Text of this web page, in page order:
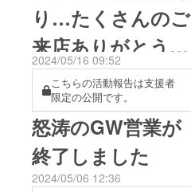
す。
______________________
______________________
_________________ [
Boonies 1th anniversary
party ] 4/26 (土)
10:00〜16:00 Booniesには
欠かせない！3人がゲストと
り…たくさんのご
来店ありがとうご
ざいます！
2024/05/16 09:52
こちらの活動報告は支援者
限定の公開です。
怒涛のGW営業が
終了しました
2024/05/06 12:36